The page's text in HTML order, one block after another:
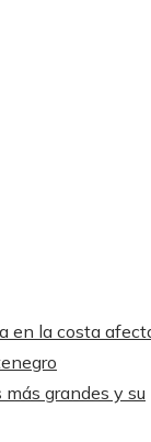
en la costa
grandes y su